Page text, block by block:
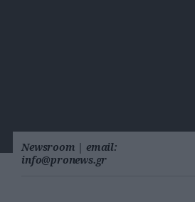
Newsroom | email:
info@pronews.gr